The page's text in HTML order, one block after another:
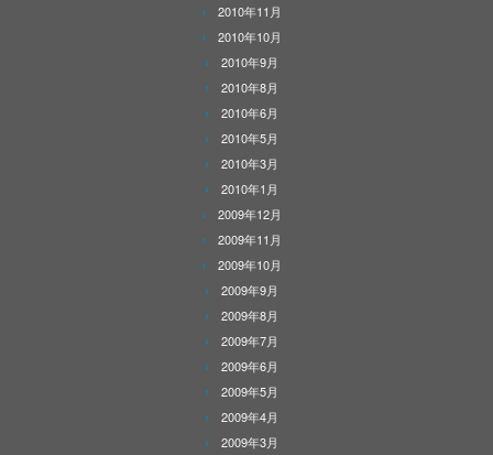
2010年11月
2010年10月
2010年9月
2010年8月
2010年6月
2010年5月
2010年3月
2010年1月
2009年12月
2009年11月
2009年10月
2009年9月
2009年8月
2009年7月
2009年6月
2009年5月
2009年4月
2009年3月